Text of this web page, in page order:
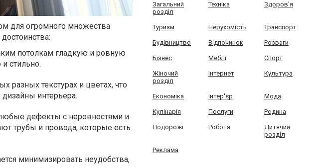
для огромного множества
потолкам гладкую и ровную
стильно.
разных текстурах и цветах, что
интерьера.
дефекты с неровностями и
трубы и провода, которые есть
минимизировать неудобства,
Загальний
розділ
Техніка Здоров'я
Туризм Нерухомість Транспорт
Будівництво Відпочинок Розваги
Бізнес Меблі Спорт
Жіночий
розділ
Інтернет Культура
Економіка Інтер'єр Мода
Кулінарія Послуги Родина
Подорожі Робота
Дитячий
розділ
Реклама